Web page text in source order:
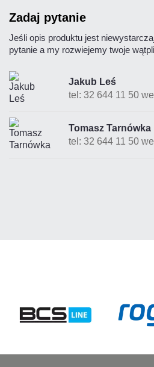
zadaj pytanie
Jeśli opis produktu jest
pytanie a my rozwiejemy twoje
Jakub Leś
tel: 32 644 11 50
Tomasz Tarnówka
tel: 32 644 11 50